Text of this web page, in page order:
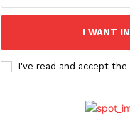
I WANT IN
I've read and accept the